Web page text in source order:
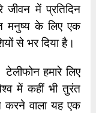
में प्रतिदिन
मनुष्य के लिए एक
से भर दिया है।
हमारे लिए
में कहीं भी तुरंत
करने वाला यह एक